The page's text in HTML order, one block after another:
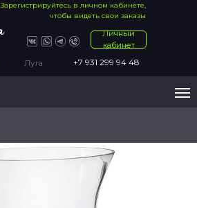
+7 931 299 94 48
Луга
Личный
кабинет
Зарегистрируйтесь в личном кабинете,
чтобы видеть свои заказы